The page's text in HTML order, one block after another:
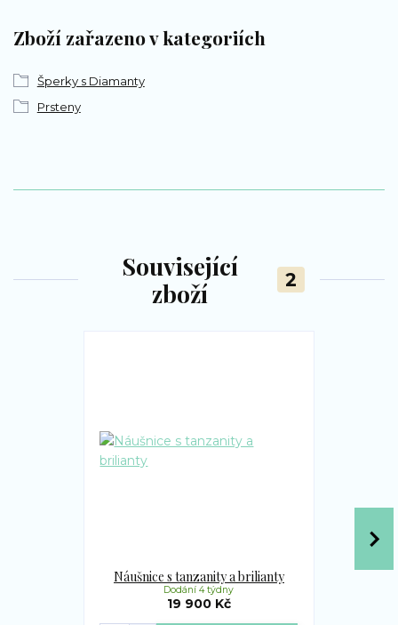
Zboží zařazeno v kategoriích
Šperky s Diamanty
Prsteny
Související
zboží
2
Náušnice s tanzanity a brilianty
19 900 Kč
Dodání 4 týdny